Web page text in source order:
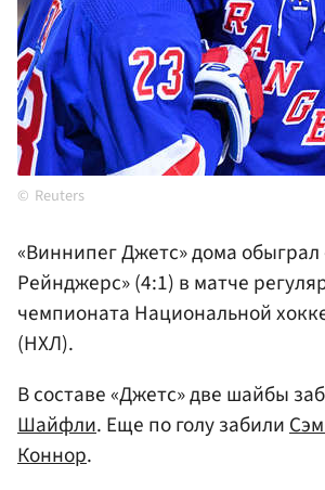
Reuters
«Виннипег Джетс» дома
Рейнджерс» (4:1) в матче
чемпионата Национальной
(НХЛ).
В составе «Джетс» две шайбы
Шайфли. Еще по голу забили
Коннор.